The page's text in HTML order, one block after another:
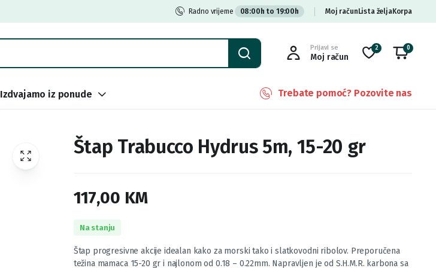
Radno vrijeme 08:00h to 19:00h Moj račun Lista željaKorpa
Prijavi se
Moj račun
2 0
Izdvajamo iz ponude Trebate pomoć? Pozovite nas
Štap Trabucco Hydrus 5m, 15-20 gr
117,00 KM
Na stanju
Štap progresivne akcije idealan kako za morski tako i slatkovodni ribolov. Preporučena
težina mamaca 15-20 gr i najlonom od 0.18 – 0.22mm. Napravljen je od S.H.M.R. karbona sa